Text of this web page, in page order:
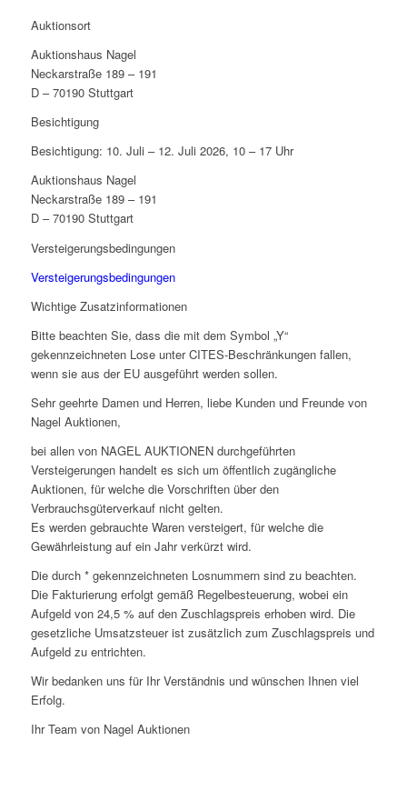
Auktionsort
Auktionshaus Nagel
Neckarstraße 189 – 191
D – 70190 Stuttgart
Besichtigung
Besichtigung: 10. Juli – 12. Juli 2026, 10 – 17 Uhr
Auktionshaus Nagel
Neckarstraße 189 – 191
D – 70190 Stuttgart
Versteigerungsbedingungen
Versteigerungsbedingungen
Wichtige Zusatzinformationen
Bitte beachten Sie, dass die mit dem Symbol „Y“
gekennzeichneten Lose unter CITES-Beschränkungen fallen,
wenn sie aus der EU ausgeführt werden sollen.
Sehr geehrte Damen und Herren, liebe Kunden und Freunde von
Nagel Auktionen,
bei allen von NAGEL AUKTIONEN durchgeführten
Versteigerungen handelt es sich um öffentlich zugängliche
Auktionen, für welche die Vorschriften über den
Verbrauchsgüterverkauf nicht gelten.
Es werden gebrauchte Waren versteigert, für welche die
Gewährleistung auf ein Jahr verkürzt wird.
Die durch * gekennzeichneten Losnummern sind zu beachten.
Die Fakturierung erfolgt gemäß Regelbesteuerung, wobei ein
Aufgeld von 24,5 % auf den Zuschlagspreis erhoben wird. Die
gesetzliche Umsatzsteuer ist zusätzlich zum Zuschlagspreis und
Aufgeld zu entrichten.
Wir bedanken uns für Ihr Verständnis und wünschen Ihnen viel
Erfolg.
Ihr Team von Nagel Auktionen